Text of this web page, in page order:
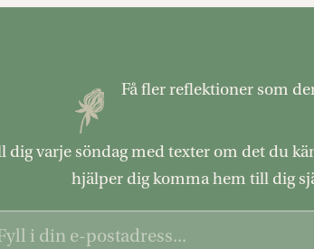
Få fler reflektioner som
dig varje söndag med texter om det du
hjälper dig komma hem till dig